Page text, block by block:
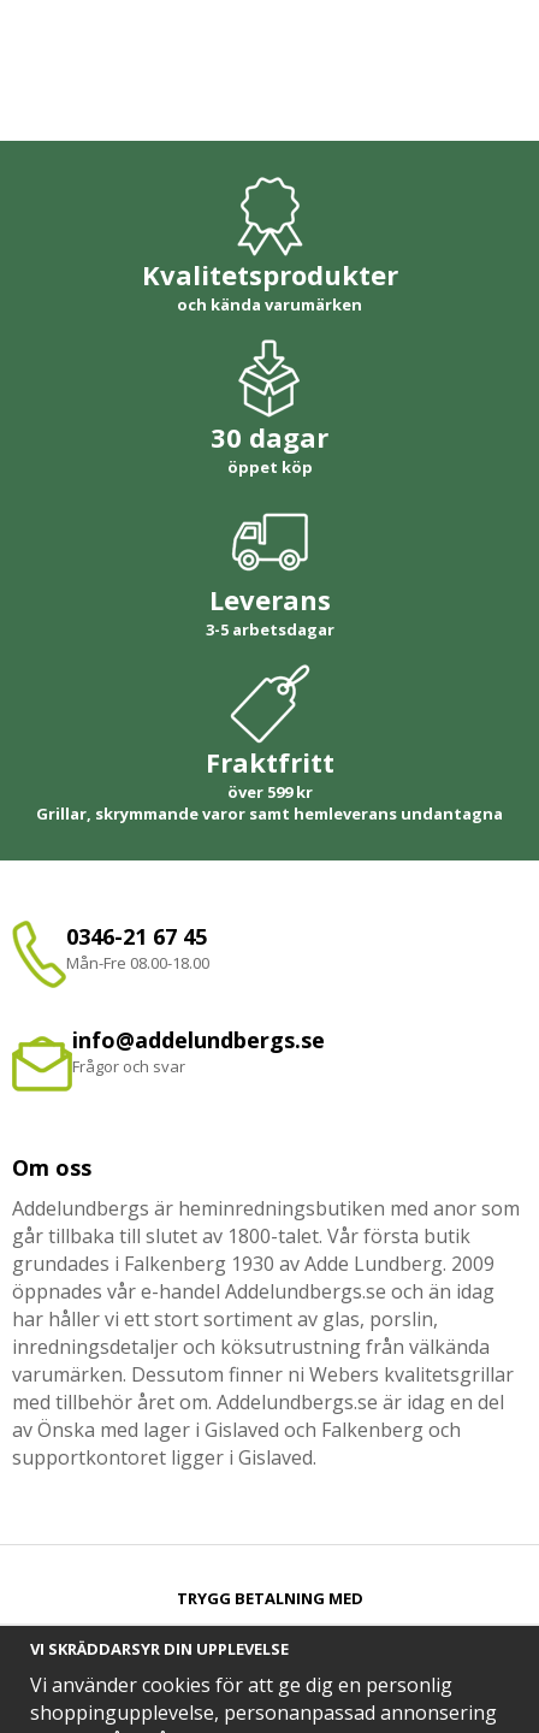
Kvalitetsprodukter
och kända varumärken
30 dagar
öppet köp
Leverans
3-5 arbetsdagar
Fraktfritt
över 599 kr
Grillar, skrymmande varor samt hemleverans undantagna
0346-21 67 45
Mån-Fre 08.00-18.00
info@addelundbergs.se
Frågor och svar
Om oss
Addelundbergs är heminredningsbutiken med anor som
går tillbaka till slutet av 1800-talet. Vår första butik
grundades i Falkenberg 1930 av Adde Lundberg. 2009
öppnades vår e-handel Addelundbergs.se och än idag
har håller vi ett stort sortiment av glas, porslin,
inredningsdetaljer och köksutrustning från välkända
varumärken. Dessutom finner ni Webers kvalitetsgrillar
med tillbehör året om. Addelundbergs.se är idag en del
av Önska med lager i Gislaved och Falkenberg och
supportkontoret ligger i Gislaved.
TRYGG BETALNING MED​
VI SKRÄDDARSYR DIN UPPLEVELSE
Vi använder cookies för att ge dig en personlig
shoppingupplevelse, personanpassad annonsering